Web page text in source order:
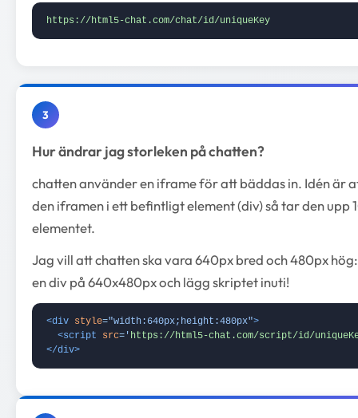
https://html5-chat.com/chat/id/uniqueKey
3
Hur ändrar jag storleken på chatten?
chatten använder en iframe för att bäddas in. Idén är
den iframen i ett befintligt element (div) så tar den upp
elementet.
Jag vill att chatten ska vara 640px bred och 480px
en div på 640x480px och lägg skriptet inuti!
<div style="width:640px;height:480px">
<script
src= ' https://html5-chat.com/script/id/
</div>